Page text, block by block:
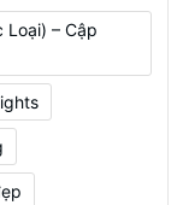
Loại) – Cập